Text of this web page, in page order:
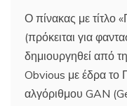
Ο πίνακας με τίτλο
(πρόκειται για
δημιουργηθεί από
Obvious με έδρα το
αλγόριθμου GAN